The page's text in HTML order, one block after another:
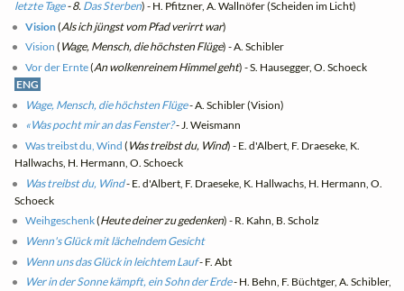
letzte Tage- 8. Das Sterben) - H. Pfitzner, A. Wallnöfer (Scheiden im Licht)
Vision(Als ich jüngst vom Pfad verirrt war)
Vision ( Wage, Mensch, die höchsten Flüge) - A. Schibler
Vor der Ernte(An wolkenreinem Himmel geht) - S. Hausegger, O. Schoeck
ENG
Wage, Mensch, die höchsten Flüge- A. Schibler (Vision)
«Was pocht mir an das Fenster?- J. Weismann
Was treibst du, Wind ( Was treibst du, Wind) - E. d'Albert, F. Draeseke, K.
Hallwachs, H. Hermann, O. Schoeck
Was treibst du, Wind- E. d'Albert, F. Draeseke, K. Hallwachs, H. Hermann, O.
Schoeck
Weihgeschenk(Heute deiner zu gedenken) - R. Kahn, B. Scholz
Wenn's Glück mit lächelndem Gesicht
Wenn uns das Glück in leichtem Lauf- F. Abt
Wer in der Sonne kämpft, ein Sohn der Erde- H. Behn, F. Büchtger, A. Schibler,